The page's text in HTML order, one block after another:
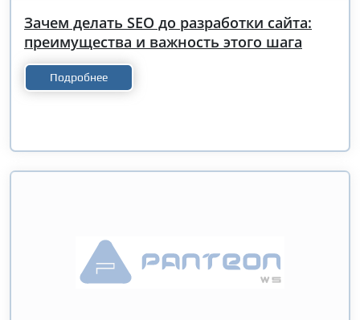
Зачем делать SEO до разработки сайта:
преимущества и важность этого шага
Подробнее